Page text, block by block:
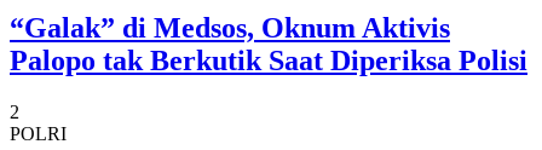
“Galak” di Medsos, Oknum Aktivis
Palopo tak Berkutik Saat Diperiksa Polisi
2
POLRI